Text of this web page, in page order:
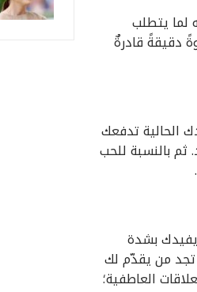
لما يتطلب
دقيقةً قادرةٌ
الحالية تدفعك
ثم بالنسبة للحب
يفيدك بشدة
تجد من يقدّم لك
العاطفية؛